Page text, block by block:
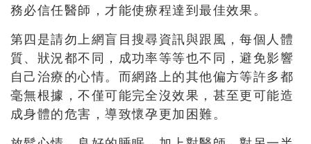
務必信任醫師，才能使療程達到最佳效果。
第四是請勿上網盲目搜尋資訊與跟風，每個人體
質、狀況都不同，成功率等等也不同，避免影響
自己治療的心情。而網路上的其他偏方等許多都
毫無根據，不僅可能完全沒效果，甚至更可能造
成身體的危害，導致懷孕更加困難。